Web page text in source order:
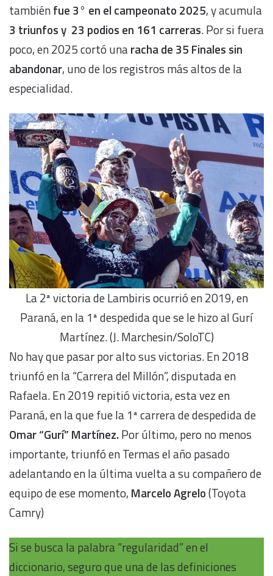
tambiénfue 3° en el campeonato 2025, y acumula
3 triunfos y 23 podios en 161 carreras. Por si fuera
poco, en 2025 cortó unaracha de 35 Finales sin
abandonar, uno de los registros más altos de la
especialidad.
La 2ª victoria de Lambiris ocurrió en 2019, en
Paraná, en la 1ª despedida que se le hizo al Gurí
Martínez. (J. Marchesin/SoloTC)
No hay que pasar por alto sus victorias. En 2018
triunfó en la “Carrera del Millón”, disputada en
Rafaela. En 2019 repitió victoria, esta vez en
Paraná, en la que fue la 1ª carrera de despedida de
Omar “Gurí” Martínez. Por último, pero no menos
importante, triunfó en Termas el año pasado
adelantando en la última vuelta a su compañero de
equipo de ese momento, Marcelo Agrelo(Toyota
Camry)
Si se busca la palabra “regularidad” en el
diccionario, seguro que una de las definiciones